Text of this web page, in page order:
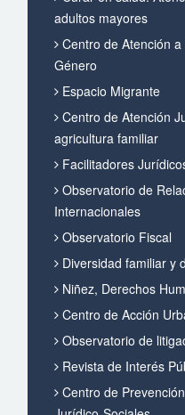
adultos mayores
Centro de Atención
Género
Espacio Migrante
Centro de Atención
agricultura familiar
Facilitadores
Observatorio de
Internacionales
Observatorio Fiscal
Diversidad familiar y
Niñez, Derechos
Centro de Acción
Observatorio de
Revista de Interés
Centro de